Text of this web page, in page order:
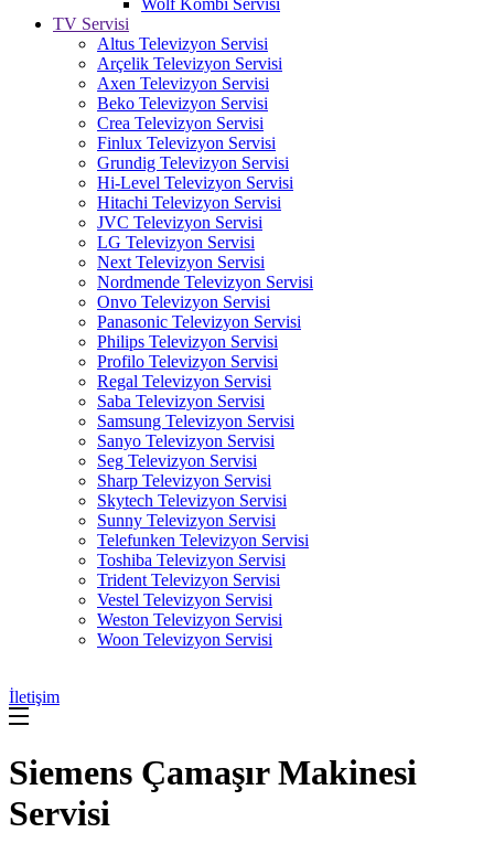
Wolf Kombi Servisi
TV Servisi
Altus Televizyon Servisi
Arçelik Televizyon Servisi
Axen Televizyon Servisi
Beko Televizyon Servisi
Crea Televizyon Servisi
Finlux Televizyon Servisi
Grundig Televizyon Servisi
Hi-Level Televizyon Servisi
Hitachi Televizyon Servisi
JVC Televizyon Servisi
LG Televizyon Servisi
Next Televizyon Servisi
Nordmende Televizyon Servisi
Onvo Televizyon Servisi
Panasonic Televizyon Servisi
Philips Televizyon Servisi
Profilo Televizyon Servisi
Regal Televizyon Servisi
Saba Televizyon Servisi
Samsung Televizyon Servisi
Sanyo Televizyon Servisi
Seg Televizyon Servisi
Sharp Televizyon Servisi
Skytech Televizyon Servisi
Sunny Televizyon Servisi
Telefunken Televizyon Servisi
Toshiba Televizyon Servisi
Trident Televizyon Servisi
Vestel Televizyon Servisi
Weston Televizyon Servisi
Woon Televizyon Servisi
İletişim
Siemens Çamaşır Makinesi
Servisi